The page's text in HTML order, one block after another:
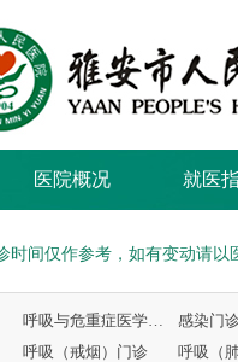
医院概况 就医
时间仅作参考，如有变动请
感染门
呼吸（戒烟）门诊
呼吸（